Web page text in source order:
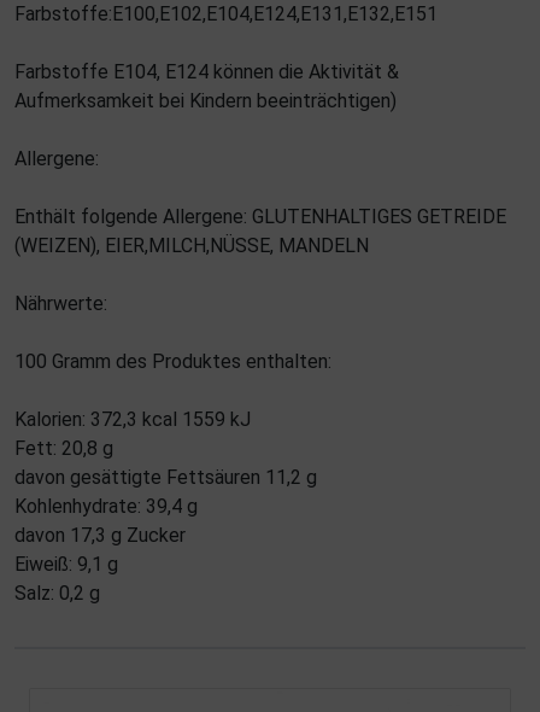
Farbstoffe:E100,E102,E104,E124,E131,E132,E151
Farbstoffe E104, E124 können die Aktivität &
Aufmerksamkeit bei Kindern beeinträchtigen)
Allergene:
Enthält folgende Allergene: GLUTENHALTIGES GETREIDE
(WEIZEN), EIER,MILCH,NÜSSE, MANDELN
Nährwerte:
100 Gramm des Produktes enthalten:
Kalorien: 372,3 kcal 1559 kJ
Fett: 20,8 g
davon gesättigte Fettsäuren 11,2 g
Kohlenhydrate: 39,4 g
davon 17,3 g Zucker
Eiweiß: 9,1 g
Salz: 0,2 g